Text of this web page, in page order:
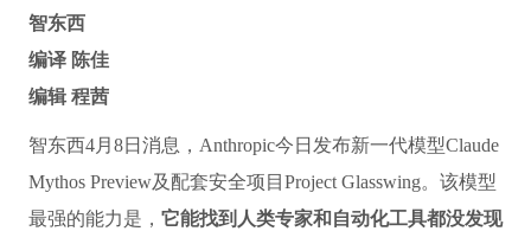
智东西
编译 陈佳
编辑 程茜
智东西4月8日消息，Anthropic今日发布新一代模型Claude
Mythos Preview及配套安全项目Project Glasswing。该模型
最强的能力是， 它能找到人类专家和自动化工具都没发现